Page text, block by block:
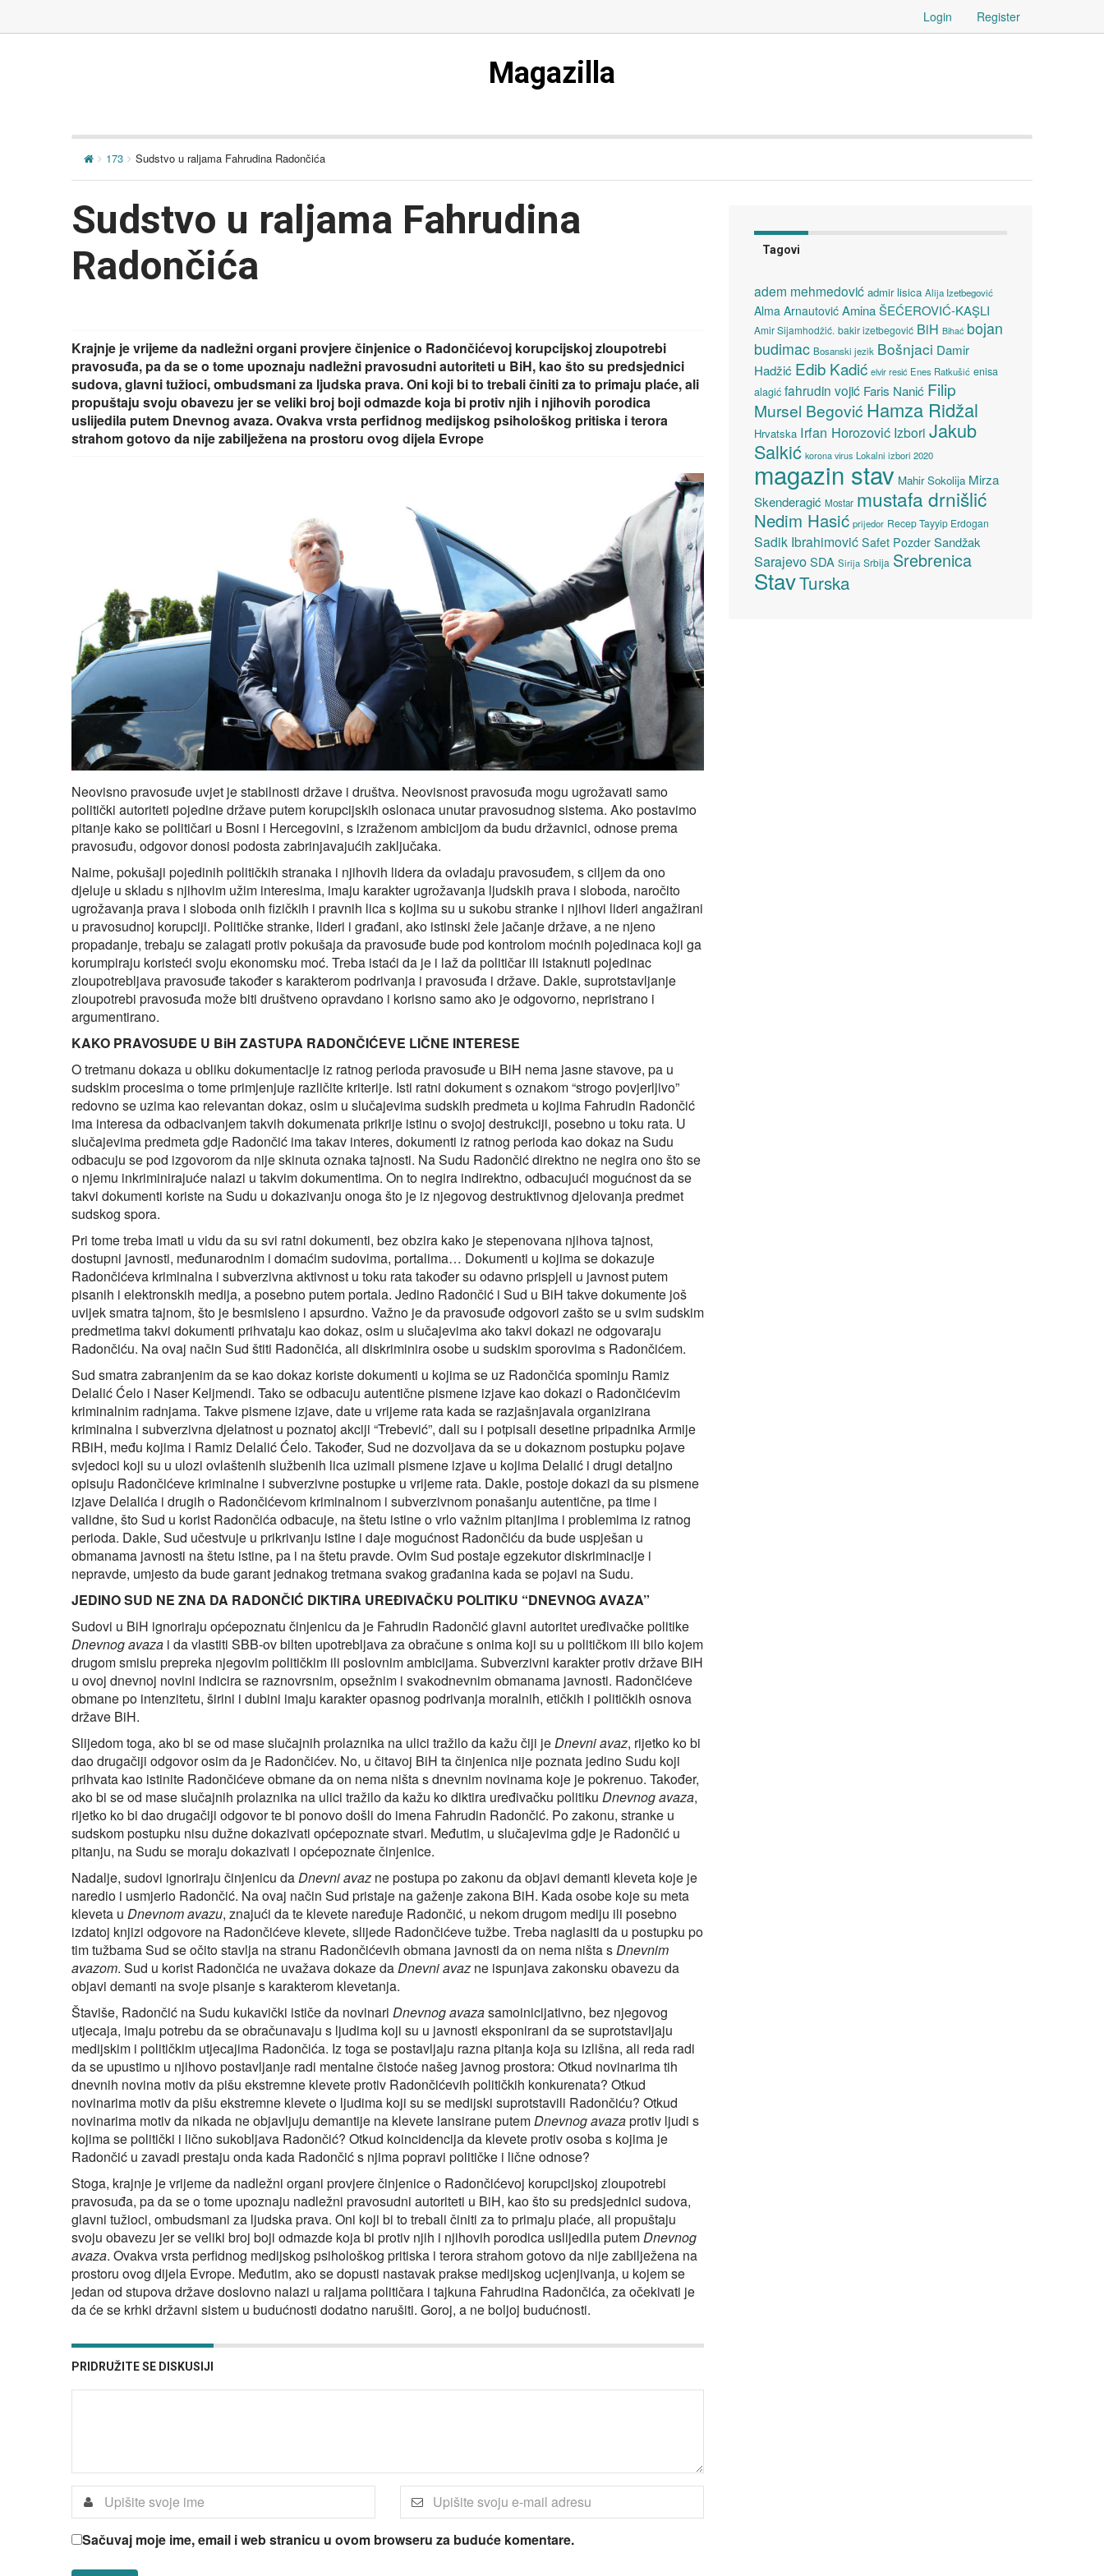
Login Register
Magazilla
173 Sudstvo u raljama Fahrudina Radončića
Sudstvo u raljama Fahrudina
Radončića
Krajnje je vrijeme da nadležni organi provjere činjenice o Radončićevoj korupcijskoj zloupotrebi
pravosuđa, pa da se o tome upoznaju nadležni pravosudni autoriteti u BiH, kao što su predsjednici
sudova, glavni tužioci, ombudsmani za ljudska prava. Oni koji bi to trebali činiti za to primaju plaće, ali
propuštaju svoju obavezu jer se veliki broj boji odmazde koja bi protiv njih i njihovih porodica
uslijedila putem Dnevnog avaza. Ovakva vrsta perfidnog medijskog psihološkog pritiska i terora
strahom gotovo da nije zabilježena na prostoru ovog dijela Evrope
Neovisno pravosuđe uvjet je stabilnosti države i društva. Neovisnost pravosuđa mogu ugrožavati samo
politički autoriteti pojedine države putem korupcijskih oslonaca unutar pravosudnog sistema. Ako postavimo
pitanje kako se političari u Bosni i Hercegovini, s izraženom ambicijom da budu državnici, odnose prema
pravosuđu, odgovor donosi podosta zabrinjavajućih zaključaka.
Naime, pokušaji pojedinih političkih stranaka i njihovih lidera da ovladaju pravosuđem, s ciljem da ono
djeluje u skladu s njihovim užim interesima, imaju karakter ugrožavanja ljudskih prava i sloboda, naročito
ugrožavanja prava i sloboda onih fizičkih i pravnih lica s kojima su u sukobu stranke i njihovi lideri angažirani
u pravosudnoj korupciji. Političke stranke, lideri i građani, ako istinski žele jačanje države, a ne njeno
propadanje, trebaju se zalagati protiv pokušaja da pravosuđe bude pod kontrolom moćnih pojedinaca koji ga
korumpiraju koristeći svoju ekonomsku moć. Treba istaći da je i laž da političar ili istaknuti pojedinac
zloupotrebljava pravosuđe također s karakterom podrivanja i pravosuđa i države. Dakle, suprotstavljanje
zloupotrebi pravosuđa može biti društveno opravdano i korisno samo ako je odgovorno, nepristrano i
argumentirano.
KAKO PRAVOSUĐE U BiH ZASTUPA RADONČIĆEVE LIČNE INTERESE
O tretmanu dokaza u obliku dokumentacije iz ratnog perioda pravosuđe u BiH nema jasne stavove, pa u
sudskim procesima o tome primjenjuje različite kriterije. Isti ratni dokument s oznakom “strogo povjerljivo”
redovno se uzima kao relevantan dokaz, osim u slučajevima sudskih predmeta u kojima Fahrudin Radončić
ima interesa da odbacivanjem takvih dokumenata prikrije istinu o svojoj destrukciji, posebno u toku rata. U
slučajevima predmeta gdje Radončić ima takav interes, dokumenti iz ratnog perioda kao dokaz na Sudu
odbacuju se pod izgovorom da nije skinuta oznaka tajnosti. Na Sudu Radončić direktno ne negira ono što se
o njemu inkriminirajuće nalazi u takvim dokumentima. On to negira indirektno, odbacujući mogućnost da se
takvi dokumenti koriste na Sudu u dokazivanju onoga što je iz njegovog destruktivnog djelovanja predmet
sudskog spora.
Pri tome treba imati u vidu da su svi ratni dokumenti, bez obzira kako je stepenovana njihova tajnost,
dostupni javnosti, međunarodnim i domaćim sudovima, portalima… Dokumenti u kojima se dokazuje
Radončićeva kriminalna i subverzivna aktivnost u toku rata također su odavno prispjeli u javnost putem
pisanih i elektronskih medija, a posebno putem portala. Jedino Radončić i Sud u BiH takve dokumente još
uvijek smatra tajnom, što je besmisleno i apsurdno. Važno je da pravosuđe odgovori zašto se u svim sudskim
predmetima takvi dokumenti prihvataju kao dokaz, osim u slučajevima ako takvi dokazi ne odgovaraju
Radončiću. Na ovaj način Sud štiti Radončića, ali diskriminira osobe u sudskim sporovima s Radončićem.
Sud smatra zabranjenim da se kao dokaz koriste dokumenti u kojima se uz Radončića spominju Ramiz
Delalić Ćelo i Naser Keljmendi. Tako se odbacuju autentične pismene izjave kao dokazi o Radončićevim
kriminalnim radnjama. Takve pismene izjave, date u vrijeme rata kada se razjašnjavala organizirana
kriminalna i subverzivna djelatnost u poznatoj akciji “Trebević”, dali su i potpisali desetine pripadnika Armije
RBiH, među kojima i Ramiz Delalić Ćelo. Također, Sud ne dozvoljava da se u dokaznom postupku pojave
svjedoci koji su u ulozi ovlaštenih službenih lica uzimali pismene izjave u kojima Delalić i drugi detaljno
opisuju Radončićeve kriminalne i subverzivne postupke u vrijeme rata. Dakle, postoje dokazi da su pismene
izjave Delalića i drugih o Radončićevom kriminalnom i subverzivnom ponašanju autentične, pa time i
validne, što Sud u korist Radončića odbacuje, na štetu istine o vrlo važnim pitanjima i problemima iz ratnog
perioda. Dakle, Sud učestvuje u prikrivanju istine i daje mogućnost Radončiću da bude uspješan u
obmanama javnosti na štetu istine, pa i na štetu pravde. Ovim Sud postaje egzekutor diskriminacije i
nepravde, umjesto da bude garant jednakog tretmana svakog građanina kada se pojavi na Sudu.
JEDINO SUD NE ZNA DA RADONČIĆ DIKTIRA UREĐIVAČKU POLITIKU “DNEVNOG AVAZA”
Sudovi u BiH ignoriraju općepoznatu činjenicu da je Fahrudin Radončić glavni autoritet uređivačke politike
Dnevnog avaza i da vlastiti SBB-ov bilten upotrebljava za obračune s onima koji su u političkom ili bilo kojem
drugom smislu prepreka njegovim političkim ili poslovnim ambicijama. Subverzivni karakter protiv države BiH
u ovoj dnevnoj novini indicira se raznovrsnim, opsežnim i svakodnevnim obmanama javnosti. Radončićeve
obmane po intenzitetu, širini i dubini imaju karakter opasnog podrivanja moralnih, etičkih i političkih osnova
države BiH.
Slijedom toga, ako bi se od mase slučajnih prolaznika na ulici tražilo da kažu čiji jeDnevni avaz, rijetko ko bi
dao drugačiji odgovor osim da je Radončićev. No, u čitavoj BiH ta činjenica nije poznata jedino Sudu koji
prihvata kao istinite Radončićeve obmane da on nema ništa s dnevnim novinama koje je pokrenuo. Također,
ako bi se od mase slučajnih prolaznika na ulici tražilo da kažu ko diktira uređivačku politiku Dnevnog avaza,
rijetko ko bi dao drugačiji odgovor te bi ponovo došli do imena Fahrudin Radončić. Po zakonu, stranke u
sudskom postupku nisu dužne dokazivati općepoznate stvari. Međutim, u slučajevima gdje je Radončić u
pitanju, na Sudu se moraju dokazivati i općepoznate činjenice.
Nadalje, sudovi ignoriraju činjenicu daDnevni avaz ne postupa po zakonu da objavi demanti kleveta koje je
naredio i usmjerio Radončić. Na ovaj način Sud pristaje na gaženje zakona BiH. Kada osobe koje su meta
kleveta u Dnevnom avazu, znajući da te klevete naređuje Radončić, u nekom drugom mediju ili posebno
izdatoj knjizi odgovore na Radončićeve klevete, slijede Radončićeve tužbe. Treba naglasiti da u postupku po
tim tužbama Sud se očito stavlja na stranu Radončićevih obmana javnosti da on nema ništa sDnevnim
avazom. Sud u korist Radončića ne uvažava dokaze daDnevni avaz ne ispunjava zakonsku obavezu da
objavi demanti na svoje pisanje s karakterom klevetanja.
Štaviše, Radončić na Sudu kukavički ističe da novinari Dnevnog avazasamoinicijativno, bez njegovog
utjecaja, imaju potrebu da se obračunavaju s ljudima koji su u javnosti eksponirani da se suprotstavljaju
medijskim i političkim utjecajima Radončića. Iz toga se postavljaju razna pitanja koja su izlišna, ali reda radi
da se upustimo u njihovo postavljanje radi mentalne čistoće našeg javnog prostora: Otkud novinarima tih
dnevnih novina motiv da pišu ekstremne klevete protiv Radončićevih političkih konkurenata? Otkud
novinarima motiv da pišu ekstremne klevete o ljudima koji su se medijski suprotstavili Radončiću? Otkud
novinarima motiv da nikada ne objavljuju demantije na klevete lansirane putemDnevnog avazaprotiv ljudi s
kojima se politički i lično sukobljava Radončić? Otkud koincidencija da klevete protiv osoba s kojima je
Radončić u zavadi prestaju onda kada Radončić s njima popravi političke i lične odnose?
Stoga, krajnje je vrijeme da nadležni organi provjere činjenice o Radončićevoj korupcijskoj zloupotrebi
pravosuđa, pa da se o tome upoznaju nadležni pravosudni autoriteti u BiH, kao što su predsjednici sudova,
glavni tužioci, ombudsmani za ljudska prava. Oni koji bi to trebali činiti za to primaju plaće, ali propuštaju
svoju obavezu jer se veliki broj boji odmazde koja bi protiv njih i njihovih porodica uslijedila putemDnevnog
avaza. Ovakva vrsta perfidnog medijskog psihološkog pritiska i terora strahom gotovo da nije zabilježena na
prostoru ovog dijela Evrope. Međutim, ako se dopusti nastavak prakse medijskog ucjenjivanja, u kojem se
jedan od stupova države doslovno nalazi u raljama političara i tajkuna Fahrudina Radončića, za očekivati je
da će se krhki državni sistem u budućnosti dodatno narušiti. Goroj, a ne boljoj budućnosti.
PRIDRUŽITE SE DISKUSIJI
Sačuvaj moje ime, email i web stranicu u ovom browseru za buduće komentare.
Tagovi
adem mehmedović admir lisica Alija Izetbegović
Alma Arnautović Amina ŠEĆEROVIĆ-KAŞLI
Amir Sijamhodžić. bakir izetbegović BiH Bihać bojan
budimac Bosanski jezik Bošnjaci Damir
Hadžić Edib Kadić elvir resić Enes Ratkušić enisa
alagić fahrudin vojić Faris Nanić Filip
Mursel Begović Hamza Ridžal
Hrvatska Irfan Horozović Izbori Jakub
Salkić korona virus Lokalni izbori 2020
magazin stav Mahir Sokolija Mirza
Skenderagić Mostar mustafa drnišlić
Nedim Hasić prijedor Recep Tayyip Erdogan
Sadik Ibrahimović Safet Pozder Sandžak
SarajevoSDA Sirija Srbija Srebrenica
StavTurska